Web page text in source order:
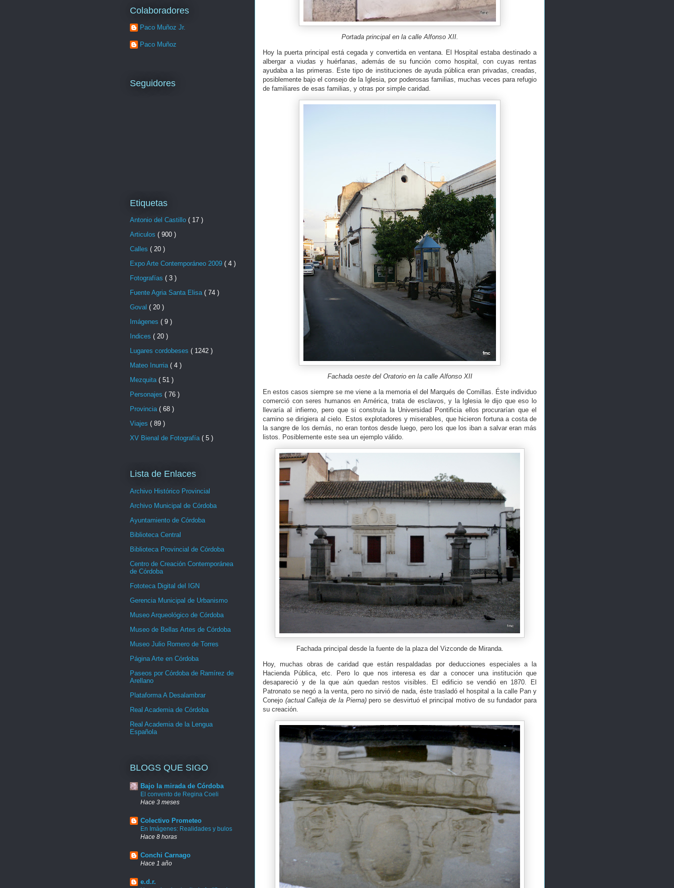
Portada principal en la calle Alfonso XII.
Hoy la puerta principal está cegada y convertida en ventana. El Hospital estaba destinado a
albergar a viudas y huérfanas, además de su función como hospital, con cuyas rentas
ayudaba a las primeras. Este tipo de instituciones de ayuda pública eran privadas, creadas,
posiblemente bajo el consejo de la Iglesia, por poderosas familias, muchas veces para refugio
de familiares de esas familias, y otras por simple caridad.
Fachada oeste del Oratorio en la calle Alfonso XII
En estos casos siempre se me viene a la memoria el del Marqués de Comillas. Éste individuo
comerció con seres humanos en América, trata de esclavos, y la Iglesia le dijo que eso lo
llevaría al infierno, pero que si construía la Universidad Pontificia ellos procurarían que el
camino se dirigiera al cielo. Estos explotadores y miserables, que hicieron fortuna a costa de
la sangre de los demás, no eran tontos desde luego, pero los que los iban a salvar eran más
listos. Posiblemente este sea un ejemplo válido.
Fachada principal desde la fuente de la plaza del Vizconde de Miranda.
Hoy, muchas obras de caridad que están respaldadas por deducciones especiales a la
Hacienda Pública, etc. Pero lo que nos interesa es dar a conocer una institución que
desapareció y de la que aún quedan restos visibles. El edificio se vendió en 1870. El
Patronato se negó a la venta, pero no sirvió de nada, éste trasladó el hospital a la calle Pan y
Conejo (actual Calleja de la Pierna)pero se desvirtuó el principal motivo de su fundador para
su creación.
Colaboradores
Paco Muñoz Jr.
Paco Muñoz
Seguidores
Etiquetas
Antonio del Castillo ( 17 )
Articulos ( 900 )
Calles ( 20 )
Expo Arte Contemporáneo 2009 ( 4 )
Fotografías ( 3 )
Fuente Agria Santa Elisa ( 74 )
Goval ( 20 )
Imágenes ( 9 )
Indices ( 20 )
Lugares cordobeses ( 1242 )
Mateo Inurria ( 4 )
Mezquita ( 51 )
Personajes ( 76 )
Provincia ( 68 )
Viajes ( 89 )
XV Bienal de Fotografía ( 5 )
Lista de Enlaces
Archivo Histórico Provincial
Archivo Municipal de Córdoba
Ayuntamiento de Córdoba
Biblioteca Central
Biblioteca Provincial de Córdoba
Centro de Creación Contemporánea
de Córdoba
Fototeca Digital del IGN
Gerencia Municipal de Urbanismo
Museo Arqueológico de Córdoba
Museo de Bellas Artes de Córdoba
Museo Julio Romero de Torres
Página Arte en Córdoba
Paseos por Córdoba de Ramírez de
Arellano
Plataforma A Desalambrar
Real Academia de Córdoba
Real Academia de la Lengua
Española
BLOGS QUE SIGO
Bajo la mirada de Córdoba
El convento de Regina Coeli
Hace 3 meses
Colectivo Prometeo
En Imágenes: Realidades y bulos
Hace 8 horas
Conchi Carnago
Hace 1 año
e.d.r.